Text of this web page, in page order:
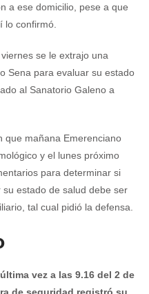
a ese domicilio, pese a que
lo confirmó.
se le extrajo una
Sena para evaluar su estado
al Sanatorio Galeno a
que mañana Emerenciano
y el lunes próximo
para determinar si
estado de salud debe ser
tal cual pidió la defensa.
vez a las 9.16 del 2 de